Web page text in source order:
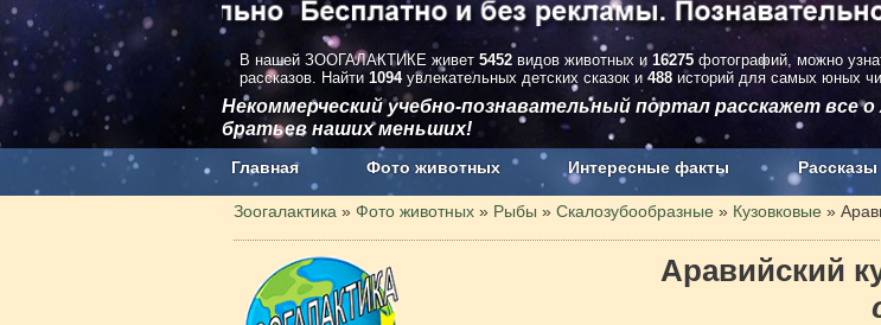
В нашей ЗООГАЛАКТИКЕ живет 5452 видов животных и 16275 фотографий, можно
рассказов. Найти 1094увлекательных детских сказок и 488 историй для самых юных
Некоммерческий учебно-познавательный портал расскажет
братьев наших меньших!
Главная Фото животных Интересные факты
Наши приложения. Бесплатно и без рекламы О
Зоогалактика » Фото животных » Рыбы » Скалозубообразные » Кузовковые »
Аравийский